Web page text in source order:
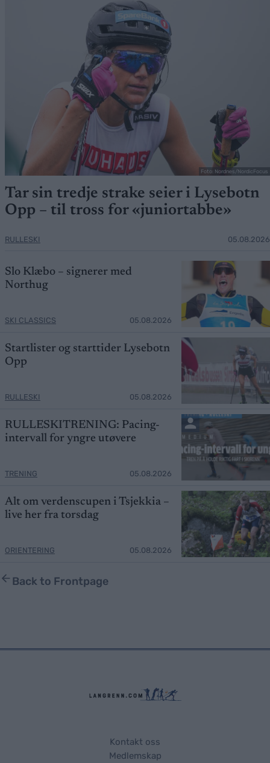
Foto: Nordnes/NordicFocus
Tar sin tredje strake seier i Lysebotn
Opp – til tross for «juniortabbe»
RULLESKI 05.08.2026
Slo Klæbo – signerer med
Northug
SKI CLASSICS 05.08.2026
Startlister og starttider Lysebotn
Opp
RULLESKI 05.08.2026
RULLESKITRENING: Pacing-
intervall for yngre utøvere
TRENING 05.08.2026
Alt om verdenscupen i Tsjekkia –
live her fra torsdag
ORIENTERING 05.08.2026
Back to Frontpage
Kontakt oss
Medlemskap